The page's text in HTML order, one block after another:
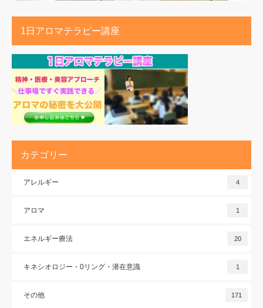
1日アロマテラピー講座
カテゴリー
アレルギー 4
アロマ 1
エネルギー療法 20
キネシオロジー・0リング・潜在意識 1
その他 171